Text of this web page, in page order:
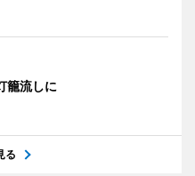
籠流しに
る